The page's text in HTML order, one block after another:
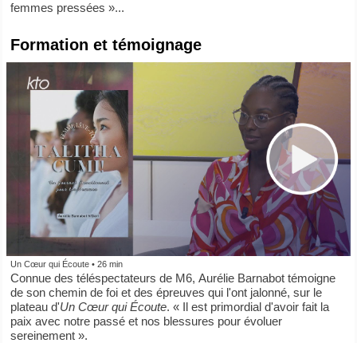
femmes pressées »...
Formation et témoignage
Un Cœur qui Écoute • 26 min
Connue des téléspectateurs de M6, Aurélie Barnabot témoigne
de son chemin de foi et des épreuves qui l'ont jalonné, sur le
plateau d'Un Cœur qui Écoute. « Il est primordial d'avoir fait la
paix avec notre passé et nos blessures pour évoluer
sereinement ».